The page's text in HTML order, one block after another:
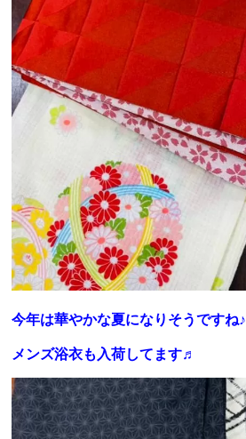
今年は華やかな夏になりそうですね♪
メンズ浴衣も入荷してます♬